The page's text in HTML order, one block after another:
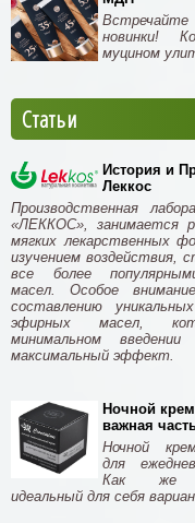
новинки!
муцином
Статьи
История и
Леккос
Производственная
«ЛЕККОС», занимается
мягких лекарственных
изучением воздействия,
все более
масел. Особое
составлению
эфирных масел,
минимальном
максимальный эффект.
Ночной
важная
Ночной
для
Как же
идеальный для себя